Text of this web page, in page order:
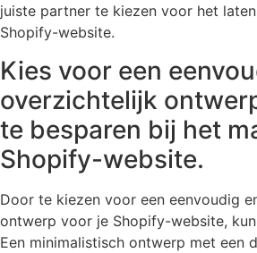
juiste partner te kiezen voor het
Shopify-website.
Kies voor een
overzichtelijk
te besparen bij het
Shopify-website.
Door te kiezen voor een eenvoudig
ontwerp voor je Shopify-website,
Een minimalistisch ontwerp met een